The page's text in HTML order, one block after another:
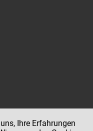
Ihre Erfahrungen